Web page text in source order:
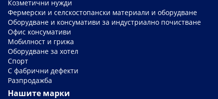
Козметични нужди
Фермерски и селскостопански материали и оборудване
Оборудване и консумативи за индустриално почистване
Офис консумативи
Мобилност и грижа
Оборудване за хотел
Спорт
С фабрични дефекти
Разпродажба
Нашите марки